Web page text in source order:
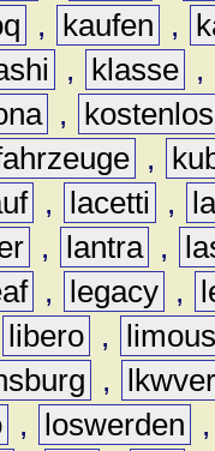
, kaufen ,
, klasse ,
,
kostenlos
,
, lacetti ,
, lantra ,
, legacy ,
libero ,
,
, loswerden